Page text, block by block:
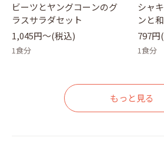
ビーツとヤングコーンのグ
ラスサラダセット
1,045円〜(税込)
1食分
シャ
ンと
797円
1食分
もっと見る